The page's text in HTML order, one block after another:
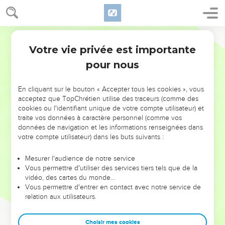
NE MANQUEZ PAS L’ÉVÉNEMENT
DE L’ANNÉE !
ET SI LEURS ERREURS POUVAIENT VOUS ÉVITER LES
VOTRES ?
leur foi ou leur vision. Mais on voit moins les doutes, les erreurs
et les saisons difficiles qu'ils ont traversés, alors même que ce
sont elles qui les ont façonnés.
Dans cette conférence, leaders, entrepreneurs, et responsables
clés pour avancer avec plus de sagesse afin que leurs erreurs
Votre vie privée est importante
pour nous
En cliquant sur le bouton « Accepter tous les cookies », vous
acceptez que TopChrétien utilise des traceurs (comme des
cookies ou l'identifiant unique de votre compte utilisateur) et
traite vos données à caractère personnel (comme vos
données de navigation et les informations renseignées dans
votre compte utilisateur) dans les buts suivants :
Mesurer l'audience de notre service
Vous permettre d'utiliser des services tiers tels que de la
vidéo, des cartes du monde…
Vous permettre d'entrer en contact avec notre service de
relation aux utilisateurs.
Choisir mes cookies